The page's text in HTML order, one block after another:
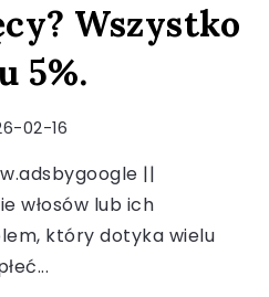
Wszystko
5%.
02-16
||
włosów lub ich
który dotyka wielu